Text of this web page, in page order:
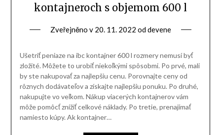
kontajneroch s objemom 600 l
Zveřejněno v 20. 11. 2022 oddevene
Ušetriť peniaze na ibc kontajner 600 l rozmery nemusí byť
zložité. Môžete to urobiť niekoľkými spôsobmi. Po prvé, mali
by ste nakupovať za najlepšiu cenu. Porovnajte ceny od
rôznych dodávateľov a získajte najlepšiu ponuku. Po druhé,
nakupujte vo veľkom. Nákup viacerých kontajnerov vám
môže pomôcť znížiť celkové náklady. Po tretie, prenajímať
namiesto kúpy. Ak kontajner…